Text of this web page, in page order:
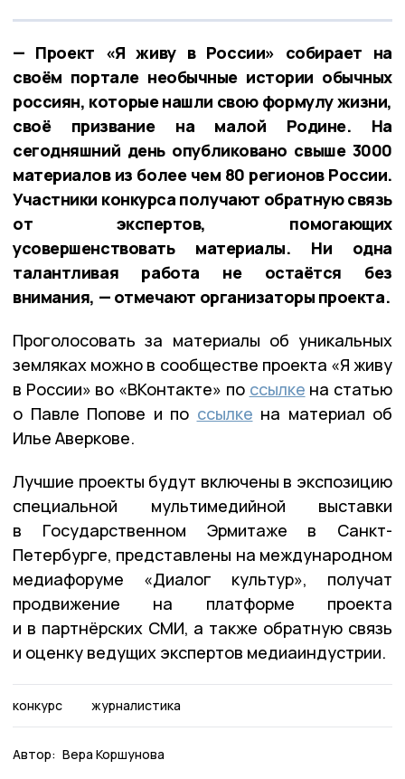
— Проект «Я живу в России» собирает на
своём портале необычные истории обычных
россиян, которые нашли свою формулу жизни,
своё призвание на малой Родине. На
сегодняшний день опубликовано свыше 3000
материалов из более чем 80 регионов России.
Участники конкурса получают обратную связь
от экспертов, помогающих
усовершенствовать материалы. Ни одна
талантливая работа не остаётся без
внимания, — отмечают организаторы проекта.
Проголосовать за материалы об уникальных
земляках можно в сообществе проекта «Я живу
в России» во «ВКонтакте» по ссылке на статью
о Павле Попове и по ссылке на материал об
Илье Аверкове.
Лучшие проекты будут включены в экспозицию
специальной мультимедийной выставки
в Государственном Эрмитаже в Санкт-
Петербурге, представлены на международном
медиафоруме «Диалог культур», получат
продвижение на платформе проекта
и в партнёрских СМИ, а также обратную связь
и оценку ведущих экспертов медиаиндустрии.
конкурс журналистика
Автор: Вера Коршунова